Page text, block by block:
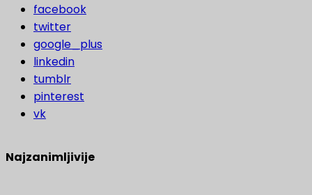
facebook
twitter
google_plus
linkedin
tumblr
pinterest
vk
Najzanimljivije